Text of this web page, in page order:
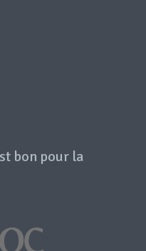
bon pour la